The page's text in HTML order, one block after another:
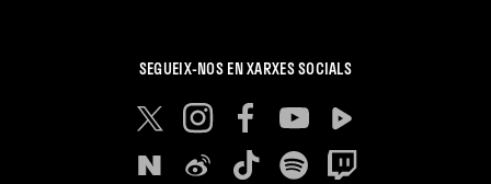
SEGUEIX-NOS EN XARXES SOCIALS